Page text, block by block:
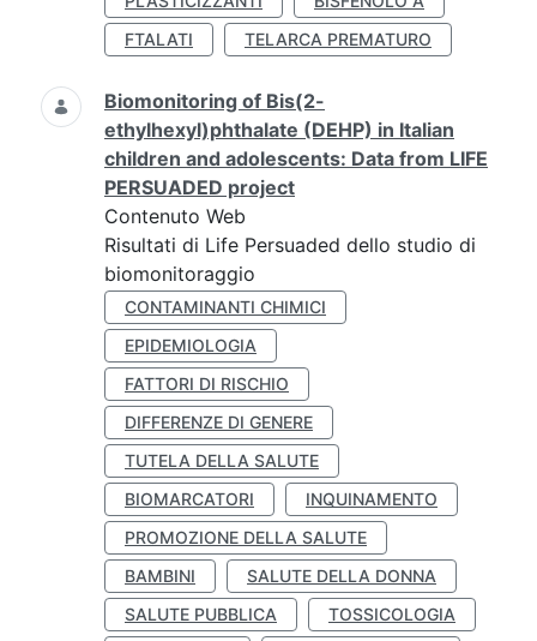
FTALATI
TELARCA PREMATURO
Biomonitoring of Bis(2-
ethylhexyl)phthalate (DEHP) in Italian
children and adolescents: Data from LIFE
PERSUADED project
Contenuto Web
Risultati di Life Persuaded dello studio di
biomonitoraggio
CONTAMINANTI CHIMICI
EPIDEMIOLOGIA
FATTORI DI RISCHIO
DIFFERENZE DI GENERE
TUTELA DELLA SALUTE
BIOMARCATORI
INQUINAMENTO
PROMOZIONE DELLA SALUTE
BAMBINI
SALUTE DELLA DONNA
SALUTE PUBBLICA
TOSSICOLOGIA